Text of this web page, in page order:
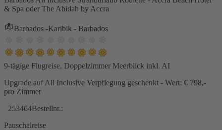
& Spa oder The Abidah by Accra
Barbados -Karibik - Barbados
9-tägige Flugreise, Doppelzimmer Meerblick inkl. AI
Upgrade auf All Inclusive Verpflegung geschenkt - Wert: € 798,-
pro Zimmer
253464Bestellnr.:
Pauschalreise